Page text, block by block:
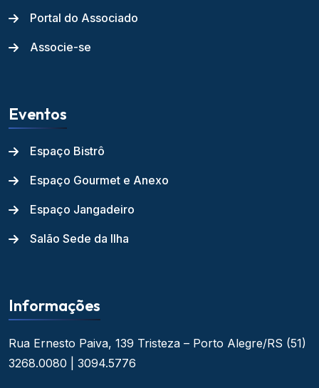
Portal do Associado
Associe-se
Eventos
Espaço Bistrô
Espaço Gourmet e Anexo
Espaço Jangadeiro
Salão Sede da Ilha
Informações
Rua Ernesto Paiva, 139 Tristeza – Porto Alegre/RS (51)
3268.0080 | 3094.5776